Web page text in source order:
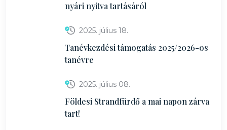
nyári nyitva tartásáról
2025. július 18.
Tanévkezdési támogatás 2025/2026-os
tanévre
2025. július 08.
Földesi Strandfürdő a mai napon zárva
tart!